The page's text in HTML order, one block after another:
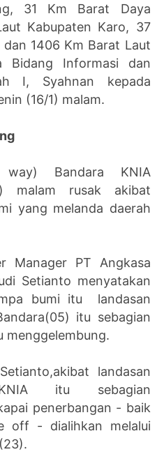
31 Km Barat Daya
Kabupaten Karo, 37
1406 Km Barat Laut
Bidang Informasi dan
I, Syahnan kepada
(16/1) malam.
way) Bandara KNIA
1) malam rusak akibat
yang melanda daerah
Manager PT Angkasa
Setianto menyatakan
bumi itu landasan
itu sebagian
menggelembung.
landasan
itu sebagian
penerbangan - baik
off - dialihkan melalui